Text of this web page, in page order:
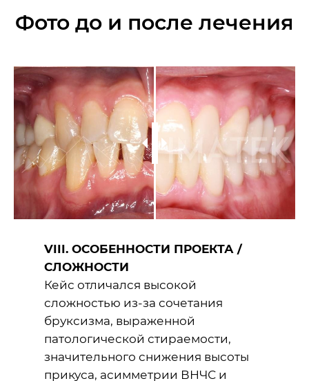
Фото до и после лечения
VIII. ОСОБЕННОСТИ ПРОЕКТА /
СЛОЖНОСТИ
Кейс отличался высокой
сложностью из-за сочетания
бруксизма, выраженной
патологической стираемости,
значительного снижения высоты
прикуса, асимметрии ВНЧС и